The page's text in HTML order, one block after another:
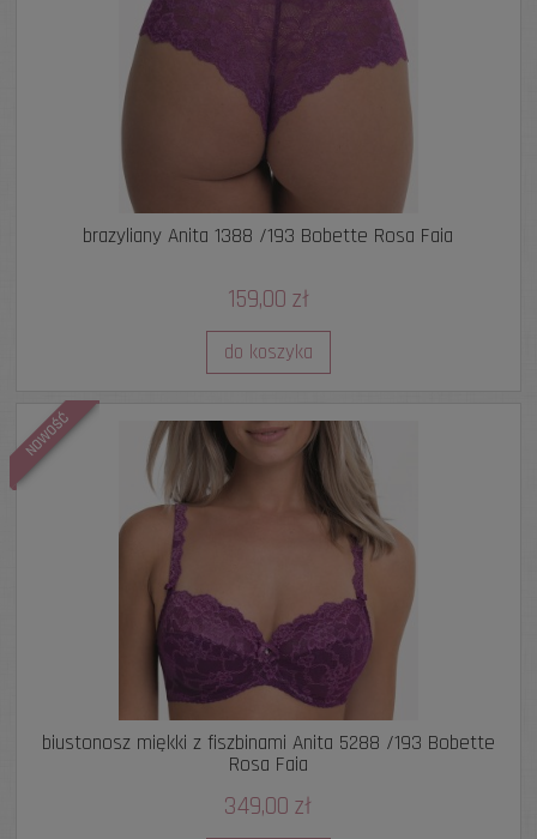
brazyliany Anita 1388 /193 Bobette Rosa Faia
159,00 zł
do koszyka
biustonosz miękki z fiszbinami Anita 5288 /193 Bobette
Rosa Faia
349,00 zł
NOWOŚĆ